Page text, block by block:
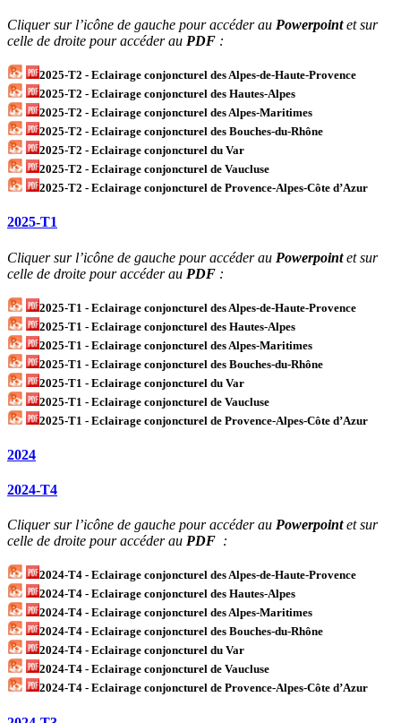
Cliquer sur l’icône de gauche pour accéder au Powerpointet sur
celle de droite pour accéder au PDF :
2025-T2 - Eclairage conjoncturel des Alpes-de-Haute-Provence
2025-T2 - Eclairage conjoncturel des Hautes-Alpes
2025-T2 - Eclairage conjoncturel des Alpes-Maritimes
2025-T2 - Eclairage conjoncturel des Bouches-du-Rhône
2025-T2 - Eclairage conjoncturel du Var
2025-T2 - Eclairage conjoncturel de Vaucluse
2025-T2 - Eclairage conjoncturel de Provence-Alpes-Côte d’Azur
2025-T1
Cliquer sur l’icône de gauche pour accéder au Powerpointet sur
celle de droite pour accéder au PDF :
2025-T1 - Eclairage conjoncturel des Alpes-de-Haute-Provence
2025-T1 - Eclairage conjoncturel des Hautes-Alpes
2025-T1 - Eclairage conjoncturel des Alpes-Maritimes
2025-T1 - Eclairage conjoncturel des Bouches-du-Rhône
2025-T1 - Eclairage conjoncturel du Var
2025-T1 - Eclairage conjoncturel de Vaucluse
2025-T1 - Eclairage conjoncturel de Provence-Alpes-Côte d’Azur
2024
2024-T4
Cliquer sur l’icône de gauche pour accéder au Powerpointet sur
celle de droite pour accéder au PDF :
2024-T4 - Eclairage conjoncturel des Alpes-de-Haute-Provence
2024-T4 - Eclairage conjoncturel des Hautes-Alpes
2024-T4 - Eclairage conjoncturel des Alpes-Maritimes
2024-T4 - Eclairage conjoncturel des Bouches-du-Rhône
2024-T4 - Eclairage conjoncturel du Var
2024-T4 - Eclairage conjoncturel de Vaucluse
2024-T4 - Eclairage conjoncturel de Provence-Alpes-Côte d’Azur